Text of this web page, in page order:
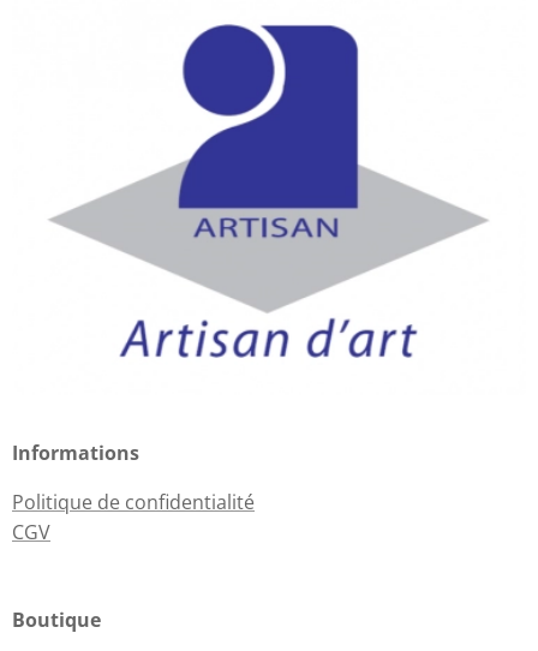
Informations
Politique de confidentialité
CGV
Boutique